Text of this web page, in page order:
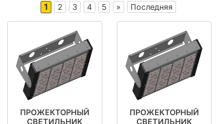
1 2 3 4 5 » Последняя
ПРОЖЕКТОРНЫЙ
СВЕТИЛЬНИК
ПРОЖЕКТОРНЫЙ
СВЕТИЛЬНИК